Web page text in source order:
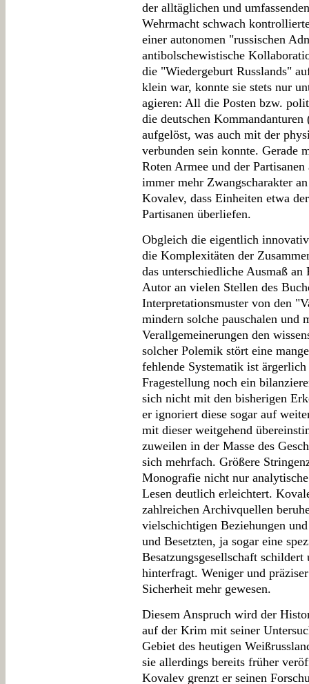
der alltäglichen und
Wehrmacht schwach
einer autonomen "russischen
antibolschewistische
die "Wiedergeburt Russlands"
klein war, konnte sie stets nur
agieren: All die Posten bzw.
die deutschen
aufgelöst, was auch mit der
verbunden sein konnte. Gerade
Roten Armee und der
immer mehr Zwangscharakter
Kovalev, dass Einheiten etwa
Partisanen überliefen.
Obgleich die eigentlich
die Komplexitäten der
das unterschiedliche Ausmaß
Autor an vielen Stellen des
Interpretationsmuster von den
mindern solche pauschalen und
Verallgemeinerungen den
solcher Polemik stört eine
fehlende Systematik ist
Fragestellung noch ein
sich nicht mit den bisherigen
er ignoriert diese sogar auf
mit dieser weitgehend
zuweilen in der Masse des
sich mehrfach. Größere
Monografie nicht nur
Lesen deutlich erleichtert.
zahlreichen Archivquellen
vielschichtigen Beziehungen
und Besetzten, ja sogar eine
Besatzungsgesellschaft
hinterfragt. Weniger und
Sicherheit mehr gewesen.
Diesem Anspruch wird der
auf der Krim mit seiner
Gebiet des heutigen
sie allerdings bereits früher
Kovalev grenzt er seinen